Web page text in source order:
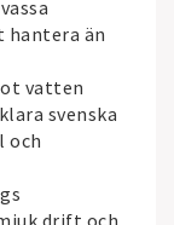
hantera än
vatten
svenska
och
drift och